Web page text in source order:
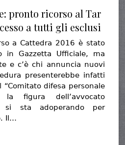
pronto ricorso al Tar
a tutti gli esclusi
a Cattedra 2016 è stato
in Gazzetta Ufficiale, ma
e c’è chi annuncia nuovi
presenterebbe infatti
difesa personale
la figura dell’avvocato
si sta adoperando per
Il…